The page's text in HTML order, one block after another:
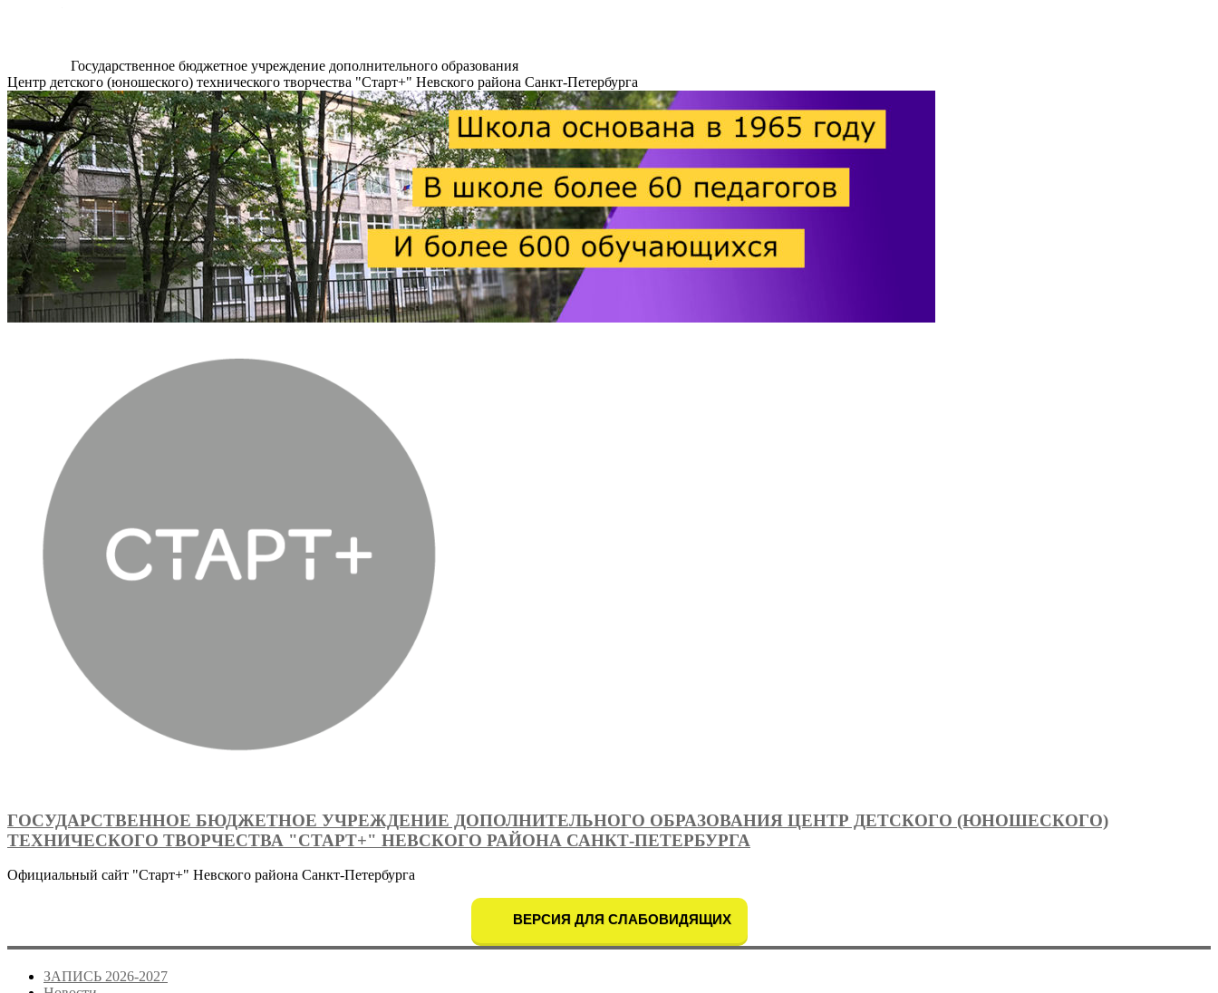
Государственное бюджетное учреждение дополнительного образования
Центр детского (юношеского) технического творчества "Старт+" Невского района Санкт-Петербурга
ГОСУДАРСТВЕННОЕ БЮДЖЕТНОЕ УЧРЕЖДЕНИЕ ДОПОЛНИТЕЛЬНОГО ОБРАЗОВАНИЯ ЦЕНТР ДЕТСКОГО (ЮНОШЕСКОГО)
ТЕХНИЧЕСКОГО ТВОРЧЕСТВА "СТАРТ+" НЕВСКОГО РАЙОНА САНКТ-ПЕТЕРБУРГА
Официальный сайт "Старт+" Невского района Санкт-Петербурга
ВЕРСИЯ ДЛЯ СЛАБОВИДЯЩИХ
ЗАПИСЬ 2026-2027